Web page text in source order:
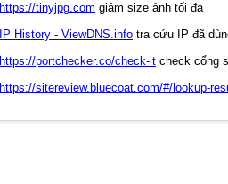
https://tinyjpg.com giảm size ảnh tối đa
IP History - ViewDNS.info tra cứu IP đã
https://portchecker.co/check-it check cổng
https://sitereview.bluecoat.com/#/lookup-